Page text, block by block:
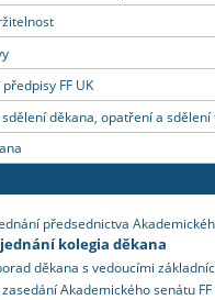
FF UK
sdělení děkana, opatření a
předsednictva
jednání kolegia děkana
děkana s vedoucími
Akademického senátu FF